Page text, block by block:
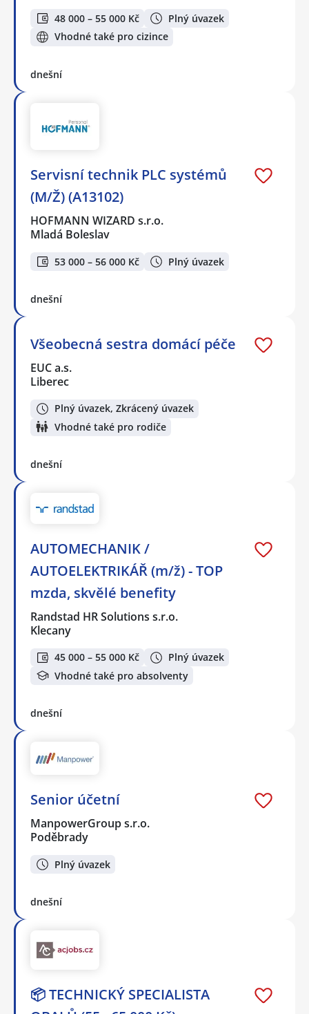
48 000 – 55 000 Kč
Plný úvazek
Vhodné také pro cizince
dnešní
Servisní technik PLC systémů
(M/Ž) (A13102)
HOFMANN WIZARD s.r.o.
Mladá Boleslav
53 000 – 56 000 Kč Plný úvazek
dnešní
Všeobecná sestra domácí péče
EUC a.s.
Liberec
Plný úvazek, Zkrácený úvazek
Vhodné také pro rodiče
dnešní
AUTOMECHANIK /
AUTOELEKTRIKÁŘ (m/ž) - TOP
mzda, skvělé benefity
Randstad HR Solutions s.r.o.
Klecany
45 000 – 55 000 Kč
Plný úvazek
Vhodné také pro absolventy
dnešní
Senior účetní
ManpowerGroup s.r.o.
Poděbrady
Plný úvazek
dnešní
📦 TECHNICKÝ SPECIALISTA